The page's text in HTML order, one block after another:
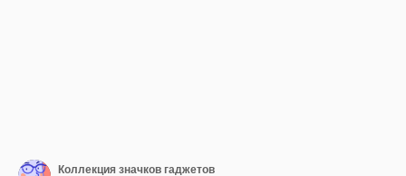
Коллекция значков гаджетов